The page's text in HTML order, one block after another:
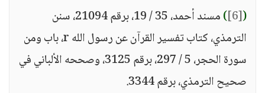
(
[6]
)
مسند أحمد، 35 / 19، برقم 21094، سنن
الترمذي، كتاب تفسير القرآن عن رسول الله r، باب ومن
سورة الحجر، 5 / 297، برقم 3125، وصححه الألباني في
صحيح الترمذي، برقم 3344.